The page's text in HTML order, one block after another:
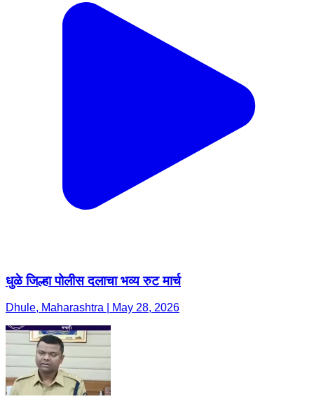
धुळे जिल्हा पोलीस दलाचा भव्य रुट मार्च
Dhule, Maharashtra | May 28, 2026